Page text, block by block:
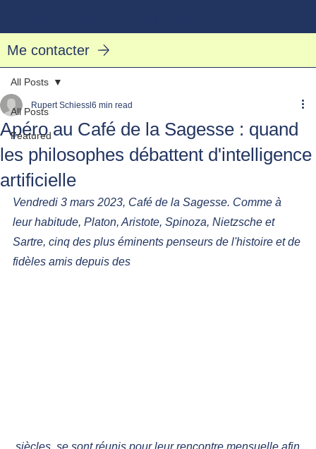
Me contacter
All Posts
Featured
All Posts
Apéro au Café de la Sagesse : quand
les philosophes débattent d'intelligence
artificielle
Rupert Schiessl 6 min read
Vendredi 3 mars 2023, Café de la Sagesse. Comme à
leur habitude, Platon, Aristote, Spinoza, Nietzsche et
Sartre, cinq des plus éminents penseurs de l'histoire et de
fidèles amis depuis des